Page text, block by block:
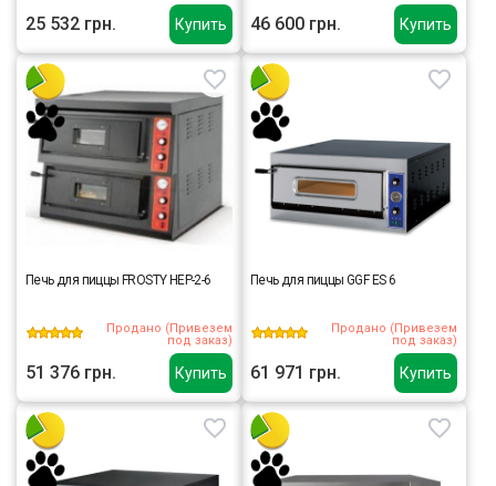
Купить
25 532 грн. Купить
46 600 грн.
Купить
Печь для пиццы FROSTY HEP-2-6
Продано (Привезем
под заказ)
51 376 грн. Купить
Печь для пиццы GGF ES 6
Продано (Привезем
под заказ)
61 971 грн.